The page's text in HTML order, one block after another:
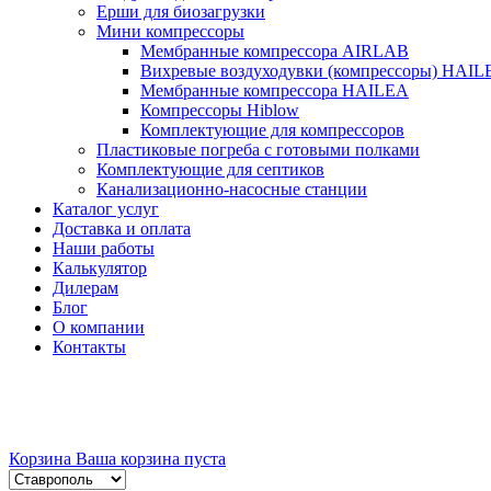
Ерши для биозагрузки
Мини компрессоры
Мембранные компрессора AIRLAB
Вихревые воздуходувки (компрессоры)
Мембранные компрессора HAILEA
Компрессоры Hiblow
Комплектующие для компрессоров
Пластиковые погреба с готовыми полками
Комплектующие для септиков
Канализационно-насосные станции
Каталог услуг
Доставка и оплата
Наши работы
Калькулятор
Дилерам
Блог
О компании
Контакты
Корзина Ваша корзина пуста